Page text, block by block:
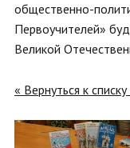
общественно-
Первоучителей»
Великой
« Вернуться к